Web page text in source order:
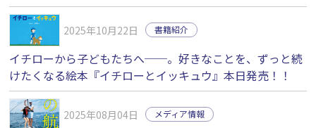
2025年10月22日 書籍紹介
イチローから子どもたちへ──。好きなことを、ずっと続
けたくなる絵本『イチローとイッキュウ』本日発売！！
2025年08月04日 メディア情報